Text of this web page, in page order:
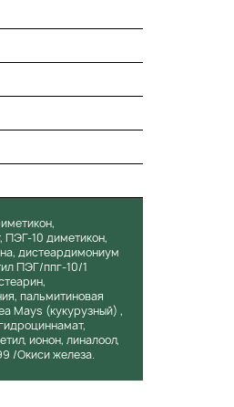
ПЭГ-10 диметикон,
дистеардимониум
ПЭГ/ппг-10/1
пальмитиновая
Mays (кукурузный) ,
ионон, линалоол,
/Окиси железа.